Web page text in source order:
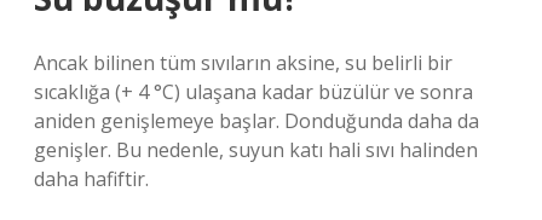
Ancak bilinen tüm sıvıların aksine, su belirli bir
sıcaklığa (+ 4 °C) ulaşana kadar büzülür ve sonra
aniden genişlemeye başlar. Donduğunda daha da
genişler. Bu nedenle, suyun katı hali sıvı halinden
daha hafiftir.